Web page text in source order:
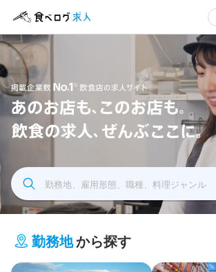
ログイン・無料会員登録
食べログ求人TOP
マイページ管理
閲覧履歴
気になる求人
飲食求人掲載企業数No.1 飲食店の求人サイト あの
勤務地、雇用形態、職種、料理ジャンル
勤務地から探す